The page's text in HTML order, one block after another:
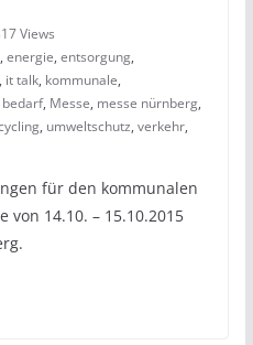
Views
, energie, entsorgung,
, it talk, kommunale,
, Messe, messe nürnberg,
, umweltschutz, verkehr,
für den kommunalen
von 14.10. – 15.10.2015